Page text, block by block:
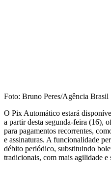
Foto: Bruno Peres/Agência Brasil
O Pix Automático estará
a partir desta segunda-feira (16),
para pagamentos recorrentes,
e assinaturas. A funcionalidade
débito periódico, substituindo
tradicionais, com mais agilidade e